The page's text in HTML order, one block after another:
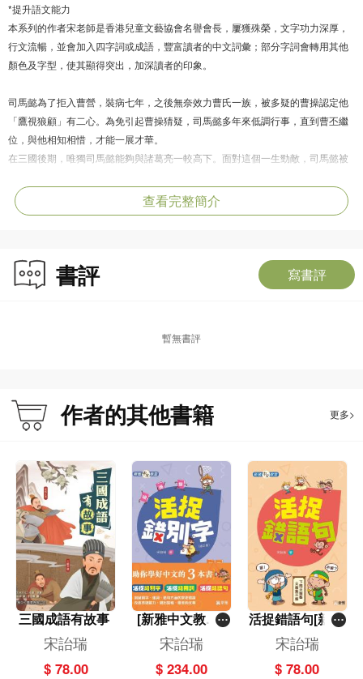
*提升語文能力
本系列的作者宋老師是香港兒童文藝協會名譽會長，屢獲殊榮，文字功力深厚，
行文流暢，並會加入四字詞或成語，豐富讀者的中文詞彙；部分字詞會轉用其他
顏色及字型，使其顯得突出，加深讀者的印象。
司馬懿為了拒入曹營，裝病七年，之後無奈效力曹氏一族，被多疑的曹操認定他
「鷹視狼顧」有二心。為免引起曹操猜疑，司馬懿多年來低調行事，直到曹丕繼
位，與他相知相惜，才能一展才華。
在三國後期，唯獨司馬懿能夠與諸葛亮一較高下。面對這個一生勁敵，司馬懿被
展開一場場精彩的較量。
後來，曹丕篡漢，曹魏政權經歷幾朝皇帝，直到幼主登基，司馬懿受到排擠，權
查看完整簡介
書評 寫書評
暫無書評
作者的其他書籍 更多>
三國成語有故事
宋詒瑞
$ 78.00
[新雅中文教室]
一套3冊
宋詒瑞
$ 234.00
活捉錯語句[新雅
中文教室]
宋詒瑞
$ 78.00